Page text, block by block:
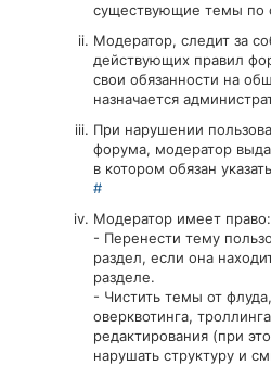
существующие темы по
Модератор, следит за
действующих правил
свои обязанности на
назначается
При нарушении
форума, модератор
в котором обязан
#
Модератор имеет право:
- Перенести тему
раздел, если она
разделе.
- Чистить темы от
оверквотинга,
редактирования (при
нарушать структуру и